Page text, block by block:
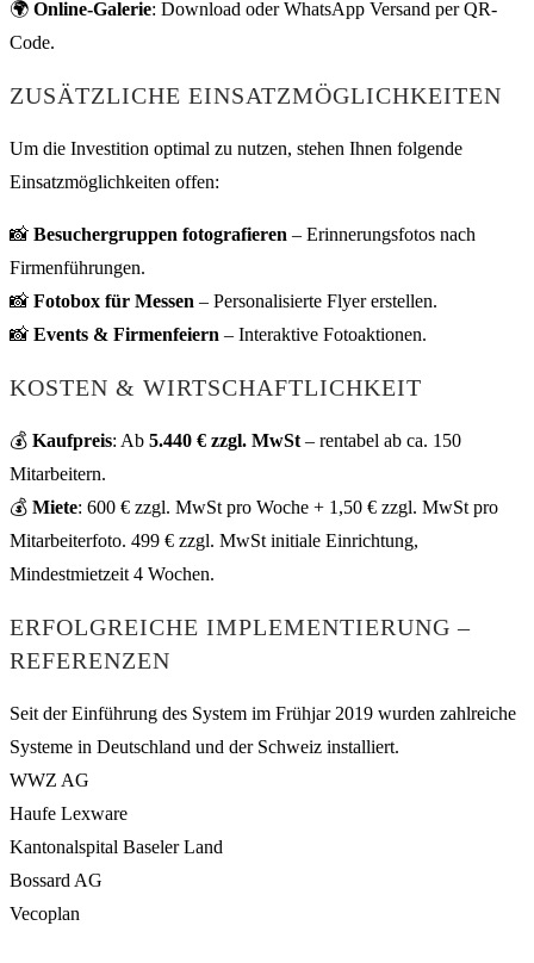
🌍 Online-Galerie: Download oder WhatsApp Versand per QR-
Code.
ZUSÄTZLICHE EINSATZMÖGLICHKEITEN
Um die Investition optimal zu nutzen, stehen Ihnen folgende
Einsatzmöglichkeiten offen:
📸 Besuchergruppen fotografieren – Erinnerungsfotos nach
Firmenführungen.
📸 Fotobox für Messen – Personalisierte Flyer erstellen.
📸 Events & Firmenfeiern – Interaktive Fotoaktionen.
KOSTEN & WIRTSCHAFTLICHKEIT
💰 Kaufpreis: Ab 5.440 € zzgl. MwSt – rentabel ab ca. 150
Mitarbeitern.
💰 Miete: 600 € zzgl. MwSt pro Woche + 1,50 € zzgl. MwSt pro
Mitarbeiterfoto. 499 € zzgl. MwSt initiale Einrichtung,
Mindestmietzeit 4 Wochen.
ERFOLGREICHE IMPLEMENTIERUNG –
REFERENZEN
Seit der Einführung des System im Frühjar 2019 wurden zahlreiche
Systeme in Deutschland und der Schweiz installiert.
WWZ AG
Haufe Lexware
Kantonalspital Baseler Land
Bossard AG
Vecoplan